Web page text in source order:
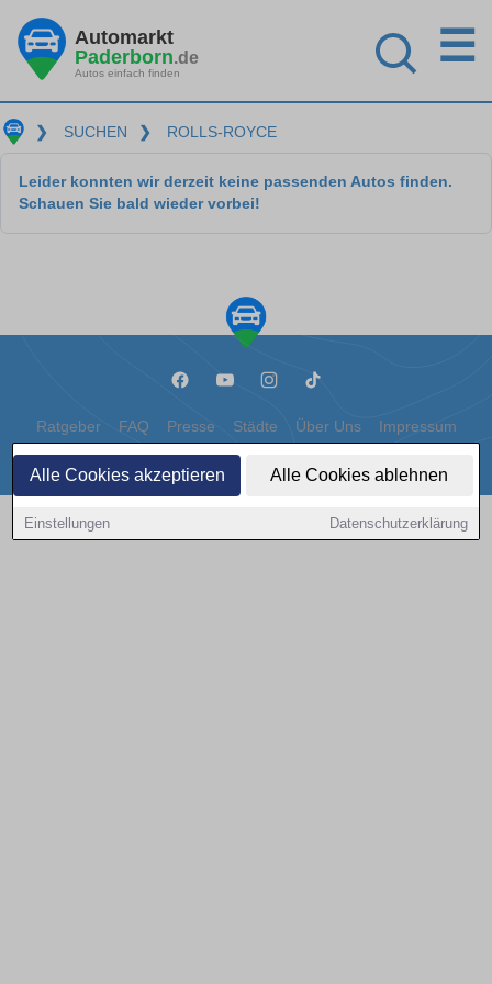
Alle Cookies akzeptieren Alle Cookies ablehnen
Einstellungen Datenschutzerklärung
Automarkt
Paderborn.de
Autos einfach finden
☰
❯ SUCHEN ❯ ROLLS-ROYCE
Leider konnten wir derzeit keine passenden Autos finden.
Schauen Sie bald wieder vorbei!
Ratgeber FAQ Presse Städte Über Uns Impressum
Datenschutz Cookies
Copyright © 2000 - 2026 | 1A Infosysteme GmbH | Content by: 1a-sites-autos